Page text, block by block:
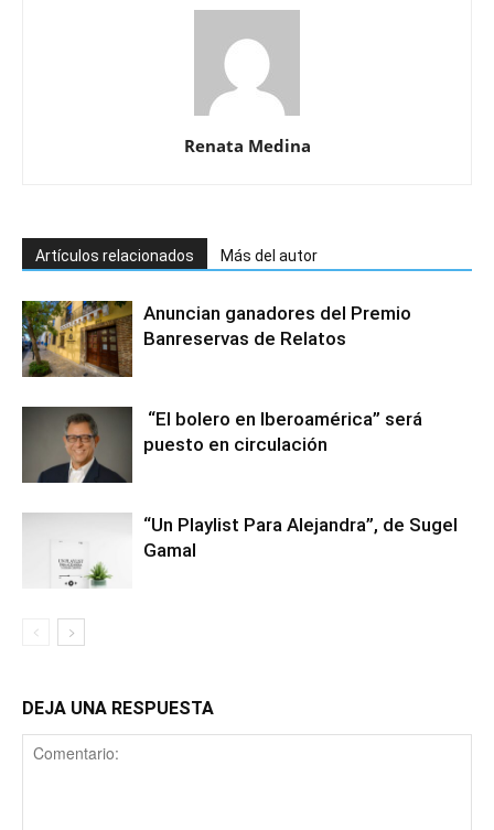
Renata Medina
Artículos relacionados Más del autor
Anuncian ganadores del Premio
Banreservas de Relatos
“El bolero en Iberoamérica” será
puesto en circulación
“Un Playlist Para Alejandra”, de Sugel
Gamal
DEJA UNA RESPUESTA